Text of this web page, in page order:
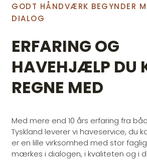
GODT HÅNDVÆRK BEGYNDER
DIALOG
ERFARING OG
HAVEHJÆLP DU
REGNE MED
Med mere end 10 års erfaring fra
Tyskland leverer vi haveservice, du
er en lille virksomhed med stor
mærkes i dialogen, i kvaliteten og i